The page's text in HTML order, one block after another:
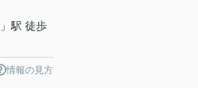
」駅 徒歩
情報の見方